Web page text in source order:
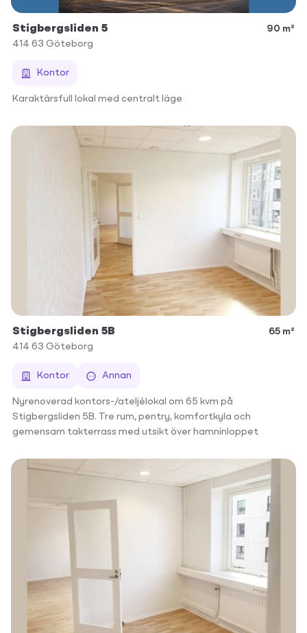
Stigbergsliden 5
90 m²
414 63 Göteborg
Kontor
Karaktärsfull lokal med centralt läge
Stigbergsliden 5B
65 m²
414 63 Göteborg
Kontor Annan
Nyrenoverad kontors-/ateljélokal om 65 kvm på
Stigbergsliden 5B. Tre rum, pentry, komfortkyla och
gemensam takterrass med utsikt över hamninloppet